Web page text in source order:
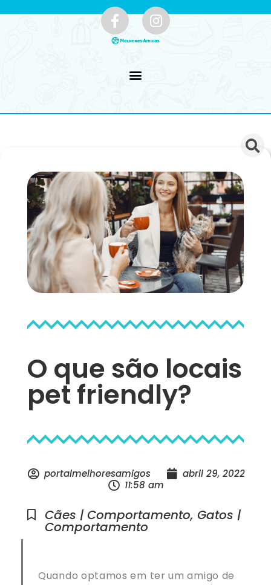
O que são locais
pet friendly?
portalmelhoresamigos
abril 29, 2022
11:58 am
Cães | Comportamento, Gatos |
Comportamento
Quando optamos em ter um amigo de